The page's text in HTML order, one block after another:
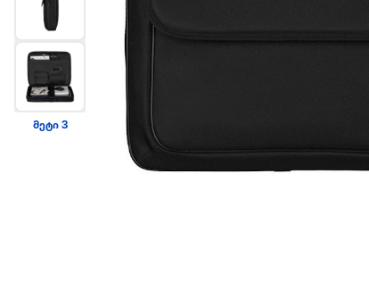
მეტი 3